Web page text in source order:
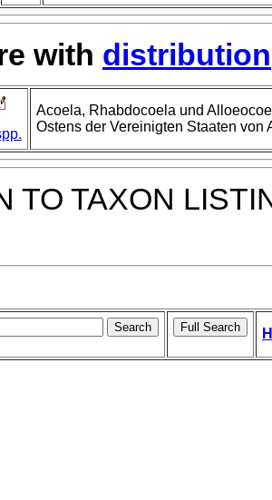
with distribution
Acoela, Rhabdocoela und
Ostens der Vereinigten Staaten von
TO TAXON